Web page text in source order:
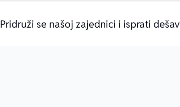
Pridruži se našoj zajednici i isprati